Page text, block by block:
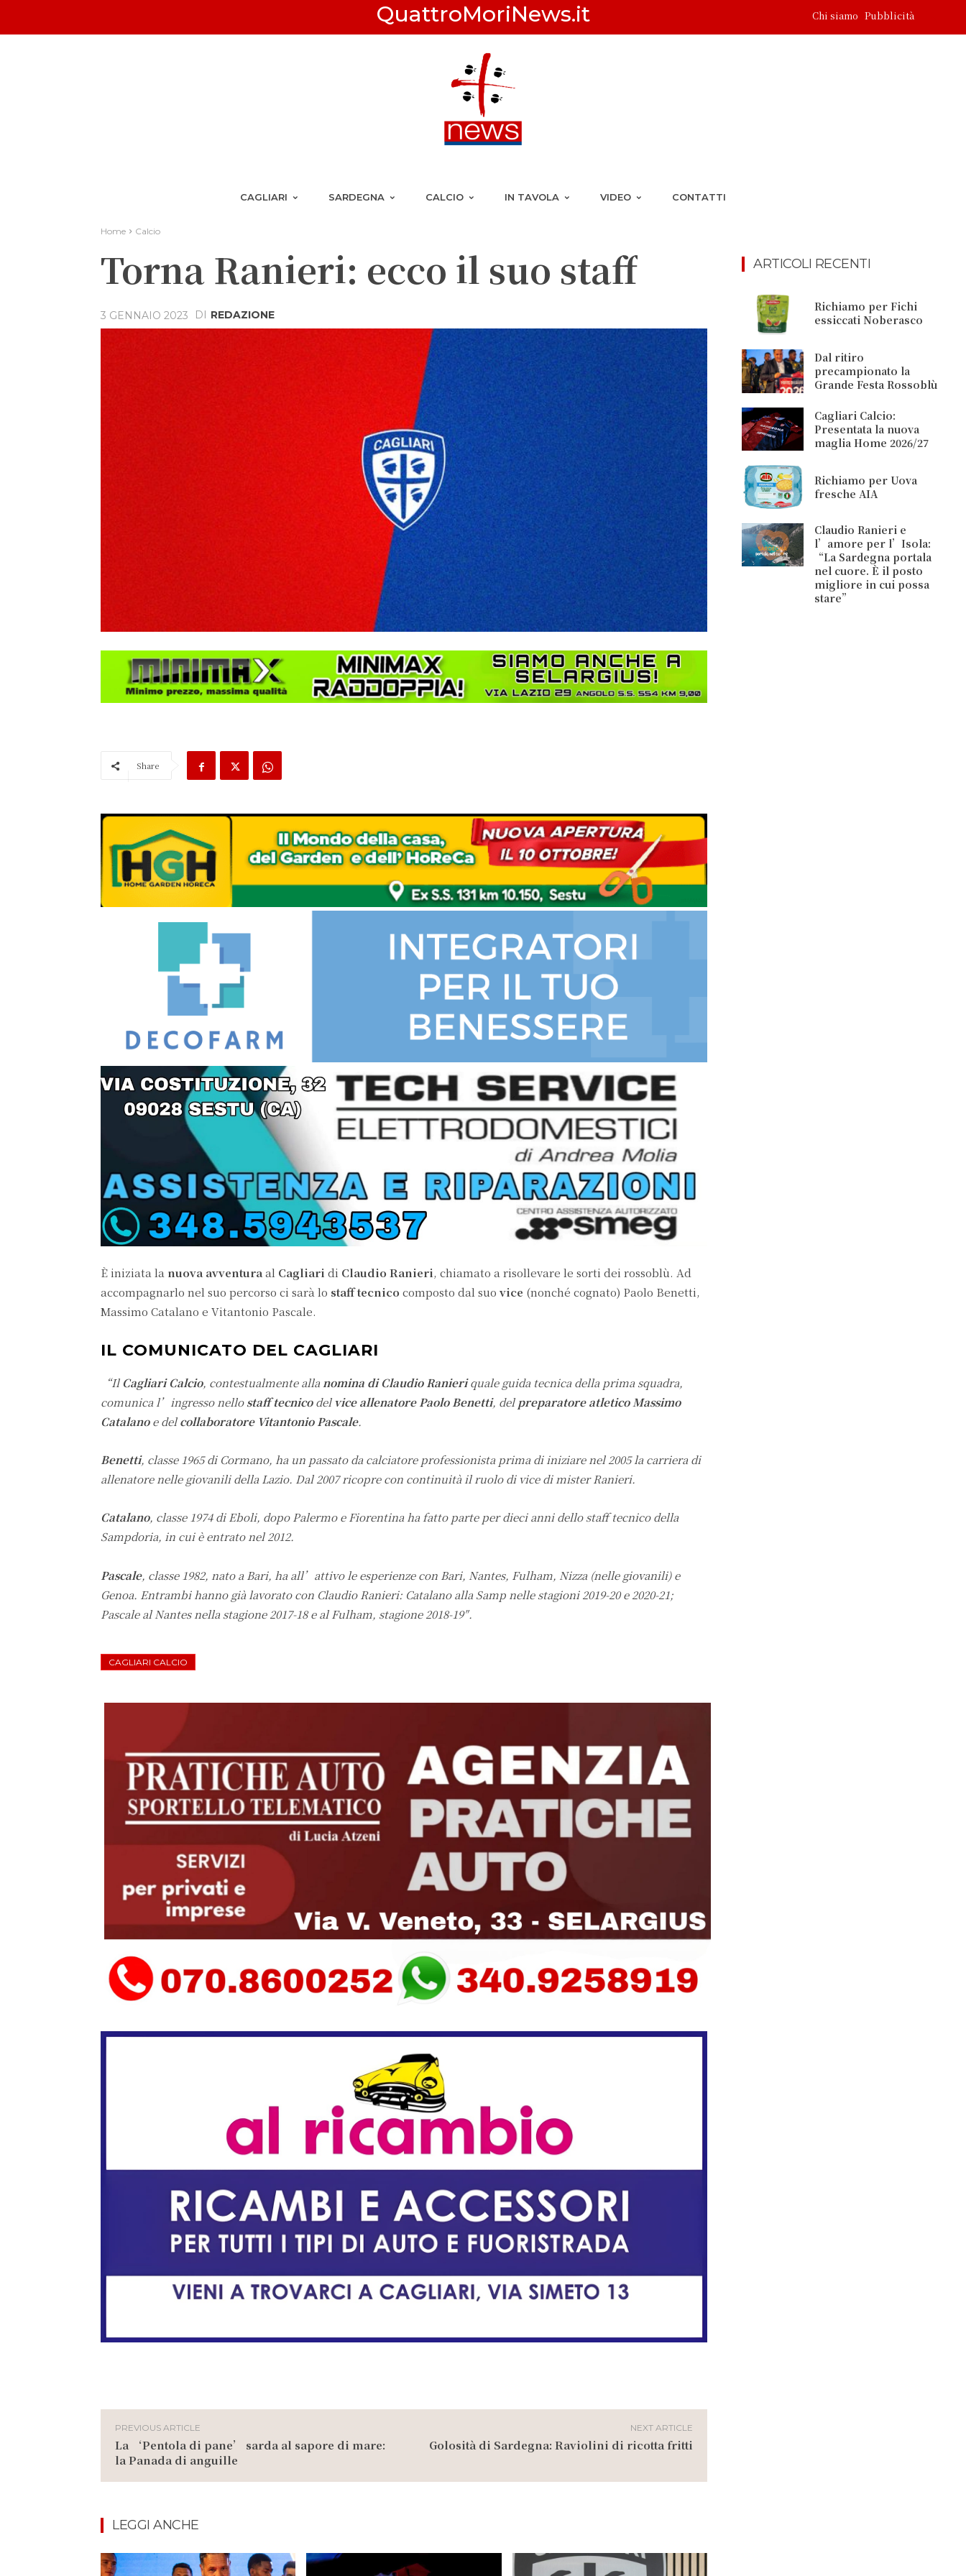
QuattroMoriNews.it Chi siamo Pubblicità
CAGLIARI SARDEGNA CALCIO IN TAVOLA VIDEO CONTATTI
Home Calcio
Torna Ranieri: ecco il suo staff
3 GENNAIO 2023 DI REDAZIONE
Share
È iniziata la nuova avventuraal Cagliari di Claudio Ranieri, chiamato a risollevare le sorti dei rossoblù. Ad
accompagnarlo nel suo percorso ci sarà lo staff tecnico composto dal suo vice (nonché cognato) Paolo Benetti,
Massimo Catalano e Vitantonio Pascale.
IL COMUNICATO DEL CAGLIARI
“IlCagliari Calcio, contestualmente allanomina di Claudio Ranieriquale guida tecnica della prima squadra,
comunica l’ingresso nellostaff tecnicodel vice allenatore Paolo Benetti, delpreparatore atletico Massimo
Catalanoe delcollaboratore Vitantonio Pascale.
Benetti, classe 1965 di Cormano, ha un passato da calciatore professionista prima di iniziare nel 2005 la carriera di
allenatore nelle giovanili della Lazio. Dal 2007 ricopre con continuità il ruolo di vice di mister Ranieri.
Catalano, classe 1974 di Eboli, dopo Palermo e Fiorentina ha fatto parte per dieci anni dello staff tecnico della
Sampdoria, in cui è entrato nel 2012.
Pascale, classe 1982, nato a Bari, ha all’attivo le esperienze con Bari, Nantes, Fulham, Nizza (nelle giovanili) e
Genoa. Entrambi hanno già lavorato con Claudio Ranieri: Catalano alla Samp nelle stagioni 2019-20 e 2020-21;
Pascale al Nantes nella stagione 2017-18 e al Fulham, stagione 2018-19″.
CAGLIARI CALCIO
PREVIOUS ARTICLE
La ‘Pentola di pane’ sarda al sapore di mare:
la Panada di anguille
NEXT ARTICLE
Golosità di Sardegna: Raviolini di ricotta fritti
LEGGI ANCHE
ARTICOLI RECENTI
Richiamo per Fichi
essiccati Noberasco
Dal ritiro
precampionato la
Grande Festa Rossoblù
Cagliari Calcio:
Presentata la nuova
maglia Home 2026/27
Richiamo per Uova
fresche AIA
Claudio Ranieri e
l’amore per l’Isola:
“La Sardegna portala
nel cuore. È il posto
migliore in cui possa
stare”